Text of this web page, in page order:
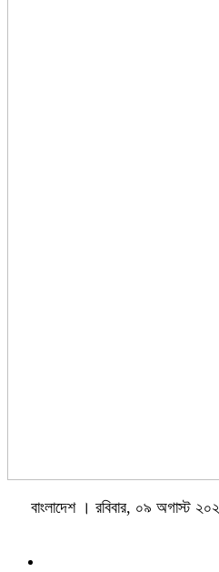
বাংলাদেশ । রবিবার, ০৯ অগাস্ট